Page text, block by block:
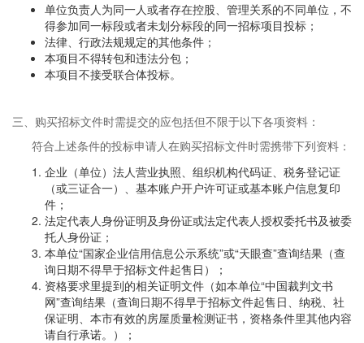
单位负责人为同一人或者存在控股、管理关系的不同单位，不
得参加同一标段或者未划分标段的同一招标项目投标；
法律、行政法规规定的其他条件；
本项目不得转包和违法分包；
本项目不接受联合体投标。
三、购买招标文件时需提交的应包括但不限于以下各项资料：
符合上述条件的投标申请人在购买招标文件时需携带下列资料：
企业（单位）法人营业执照、组织机构代码证、税务登记证
（或三证合一）、基本账户开户许可证或基本账户信息复印
件；
法定代表人身份证明及身份证或法定代表人授权委托书及被委
托人身份证；
本单位“国家企业信用信息公示系统”或“天眼查”查询结果（查
询日期不得早于招标文件起售日）；
资格要求里提到的相关证明文件（如本单位“中国裁判文书
网”查询结果（查询日期不得早于招标文件起售日、纳税、社
保证明、本市有效的房屋质量检测证书，资格条件里其他内容
请自行承诺。）；